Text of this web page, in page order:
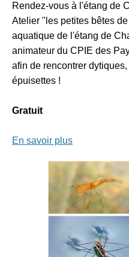
Rendez-vous à l'étang de
Atelier "les petites bêtes
aquatique de l'étang de
animateur du CPIE des
afin de rencontrer
épuisettes !
Gratuit
En savoir plus